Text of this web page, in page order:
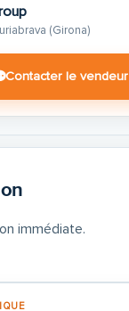
(Girona)
Contacter le vendeur
immédiate.